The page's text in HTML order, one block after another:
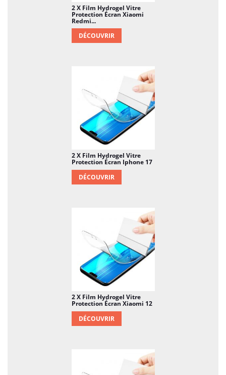
2 X Film Hydrogel Vitre
Protection Écran Xiaomi
Redmi...
DÉCOUVRIR
2 X Film Hydrogel Vitre
Protection Écran Iphone 17
DÉCOUVRIR
2 X Film Hydrogel Vitre
Protection Écran Xiaomi 12
DÉCOUVRIR